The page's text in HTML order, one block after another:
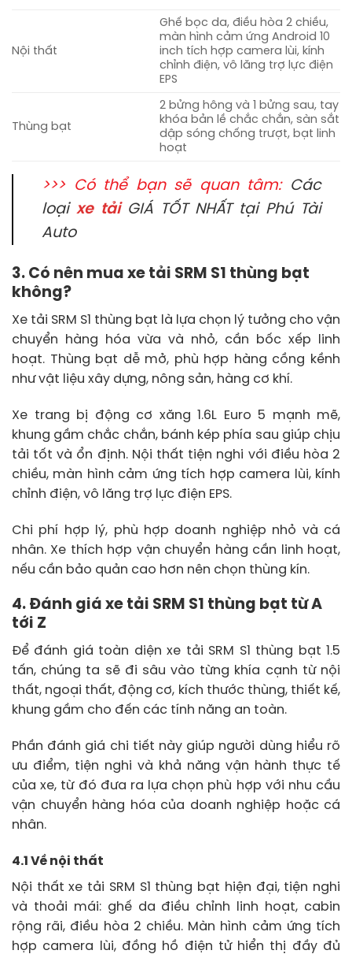
Nội thất
Ghế bọc da, điều hòa 2 chiều,
màn hình cảm ứng Android 10
inch tích hợp camera lùi, kính
chỉnh điện, vô lăng trợ lực điện
EPS
Thùng bạt
2 bửng hông và 1 bửng sau, tay
khóa bản lề chắc chắn, sàn sắt
dập sóng chống trượt, bạt linh
hoạt
>>> Có thể bạn sẽ quan tâm:Các
loại xe tảiGIÁ TỐT NHẤT tại Phú Tài
Auto
3. Có nên mua xe tải SRM S1 thùng bạt
không?
Xe tải SRM S1 thùng bạt là lựa chọn lý tưởng cho vận
chuyển hàng hóa vừa và nhỏ, cần bốc xếp linh
hoạt. Thùng bạt dễ mở, phù hợp hàng cồng kềnh
như vật liệu xây dựng, nông sản, hàng cơ khí.
Xe trang bị động cơ xăng 1.6L Euro 5 mạnh mẽ,
khung gầm chắc chắn, bánh kép phía sau giúp chịu
tải tốt và ổn định. Nội thất tiện nghi với điều hòa 2
chiều, màn hình cảm ứng tích hợp camera lùi, kính
chỉnh điện, vô lăng trợ lực điện EPS.
Chi phí hợp lý, phù hợp doanh nghiệp nhỏ và cá
nhân. Xe thích hợp vận chuyển hàng cần linh hoạt,
nếu cần bảo quản cao hơn nên chọn thùng kín.
4. Đánh giá xe tải SRM S1 thùng bạt từ A
tới Z
Để đánh giá toàn diện xe tải SRM S1 thùng bạt 1.5
tấn, chúng ta sẽ đi sâu vào từng khía cạnh từ nội
thất, ngoại thất, động cơ, kích thước thùng, thiết kế,
khung gầm cho đến các tính năng an toàn.
Phần đánh giá chi tiết này giúp người dùng hiểu rõ
ưu điểm, tiện nghi và khả năng vận hành thực tế
của xe, từ đó đưa ra lựa chọn phù hợp với nhu cầu
vận chuyển hàng hóa của doanh nghiệp hoặc cá
nhân.
4.1 Về nội thất
Nội thất xe tải SRM S1 thùng bạt hiện đại, tiện nghi
và thoải mái: ghế da điều chỉnh linh hoạt, cabin
rộng rãi, điều hòa 2 chiều. Màn hình cảm ứng tích
hợp camera lùi, đồng hồ điện tử hiển thị đầy đủ